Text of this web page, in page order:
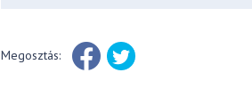
Megosztás: